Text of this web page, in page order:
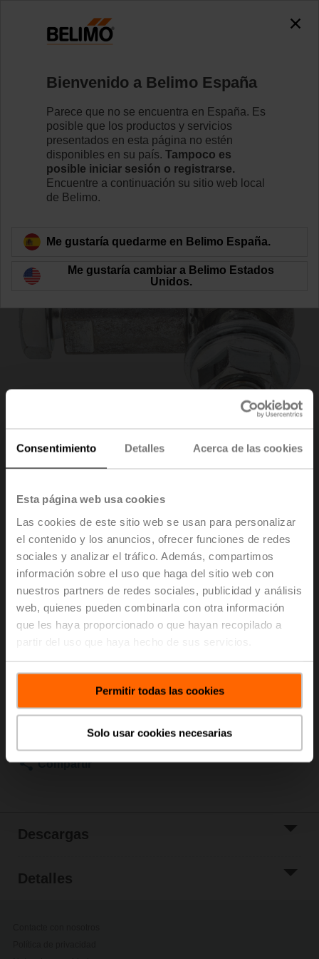
Consentimiento Detalles Acerca de las cookies
Esta página web usa cookies
Las cookies de este sitio web se usan para personalizar
el contenido y los anuncios, ofrecer funciones de redes
sociales y analizar el tráfico. Además, compartimos
información sobre el uso que haga del sitio web con
nuestros partners de redes sociales, publicidad y análisis
web, quienes pueden combinarla con otra información
que les haya proporcionado o que hayan recopilado a
Permitir todas las cookies
Solo usar cookies necesarias
Volver a categoría de productos
KG8
Rótula Adecuado para palanca de transmisión de
Disponible también como multipack (20 uds.) –
KG8.2
Precio de lista 20,20 EUR
Añadir a Cesta
Añadir a lista de
Compartir
Descargas
Detalles
Bienvenido a Belimo España
Parece que no se encuentra en España. Es
posible que los productos y servicios
presentados en esta página no estén
disponibles en su país. Tampoco es
posible iniciar sesión o registrarse.
Encuentre a continuación su sitio web local
de Belimo.
Me gustaría quedarme en Belimo España.
Me gustaría cambiar a Belimo Estados
Unidos.